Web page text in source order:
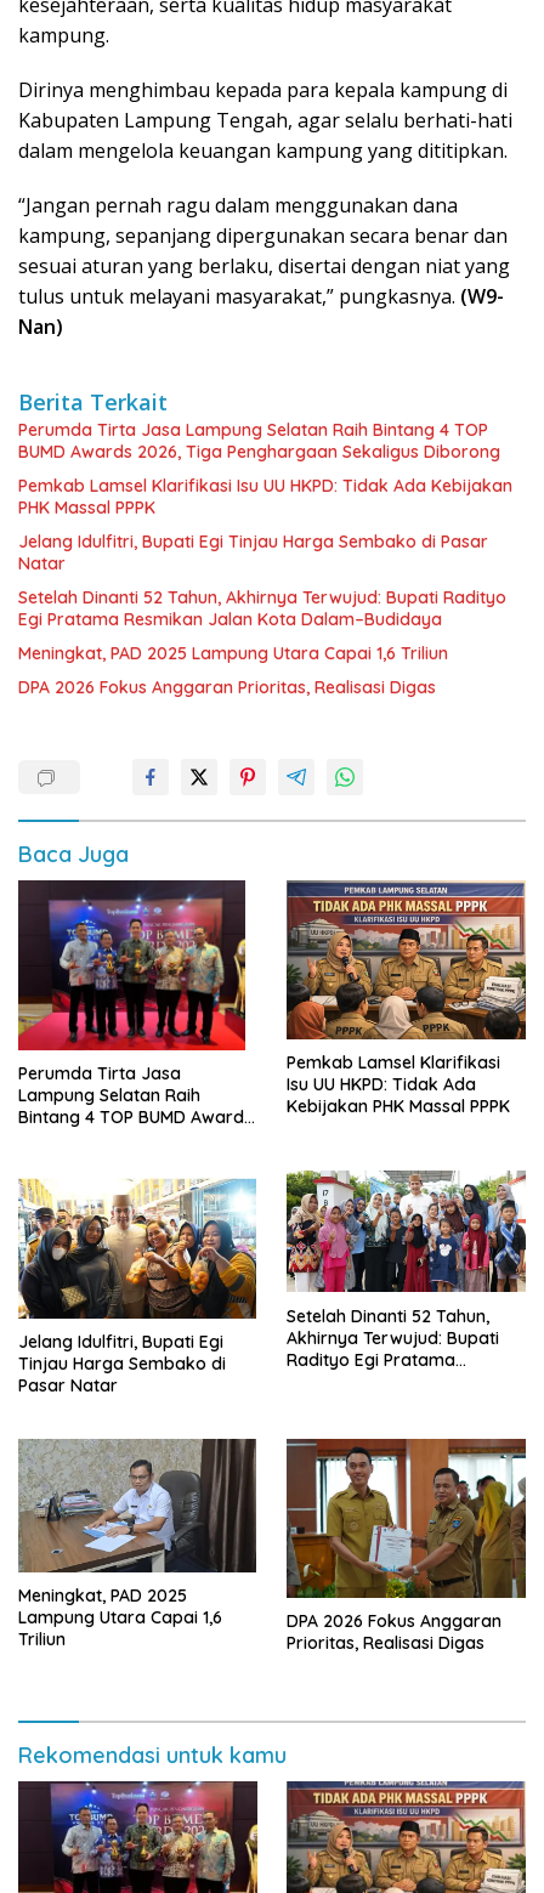
kampung.
Dirinya menghimbau kepada para kepala kampung di
Kabupaten Lampung Tengah, agar selalu berhati-hati
dalam mengelola keuangan kampung yang dititipkan.
“Jangan pernah ragu dalam menggunakan dana
kampung, sepanjang dipergunakan secara benar dan
sesuai aturan yang berlaku, disertai dengan niat yang
tulus untuk melayani masyarakat,” pungkasnya. (W9-
Nan)
Berita Terkait
Perumda Tirta Jasa Lampung Selatan Raih Bintang 4 TOP
BUMD Awards 2026, Tiga Penghargaan Sekaligus Diborong
Pemkab Lamsel Klarifikasi Isu UU HKPD: Tidak Ada Kebijakan
PHK Massal PPPK
Jelang Idulfitri, Bupati Egi Tinjau Harga Sembako di Pasar
Natar
Setelah Dinanti 52 Tahun, Akhirnya Terwujud: Bupati Radityo
Egi Pratama Resmikan Jalan Kota Dalam–Budidaya
Meningkat, PAD 2025 Lampung Utara Capai 1,6 Triliun
DPA 2026 Fokus Anggaran Prioritas, Realisasi Digas
Baca Juga
Perumda Tirta Jasa
Lampung Selatan Raih
Bintang 4 TOP BUMD Awards
Pemkab Lamsel Klarifikasi
Isu UU HKPD: Tidak Ada
Kebijakan PHK Massal PPPK
Jelang Idulfitri, Bupati Egi
Tinjau Harga Sembako di
Pasar Natar
Setelah Dinanti 52 Tahun,
Akhirnya Terwujud: Bupati
Radityo Egi Pratama
Meningkat, PAD 2025
Lampung Utara Capai 1,6
Triliun
DPA 2026 Fokus Anggaran
Prioritas, Realisasi Digas
Rekomendasi untuk kamu